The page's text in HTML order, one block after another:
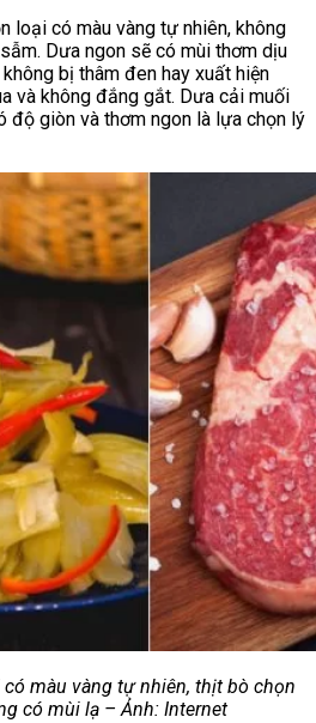
loại có màu vàng tự nhiên, không
Dưa ngon sẽ có mùi thơm dịu
bị thâm đen hay xuất hiện
và không đắng gắt. Dưa cải muối
độ giòn và thơm ngon là lựa chọn lý
màu vàng tự nhiên, thịt bò chọn
có mùi lạ – Ảnh: Internet